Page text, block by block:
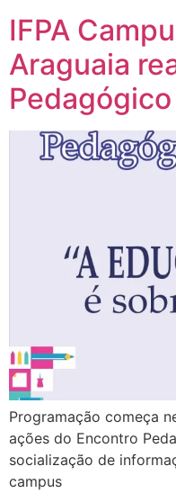
IFPA
Araguaia
Pedagógico
Programação começa
ações do Encontro
socialização de
campus